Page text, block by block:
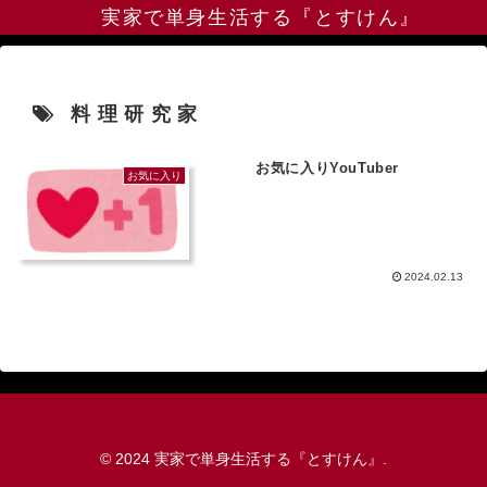
実家で単身生活する『とすけん』
料理研究家
お気に入り お気に入りYouTuber
2024.02.13
© 2024 実家で単身生活する『とすけん』.